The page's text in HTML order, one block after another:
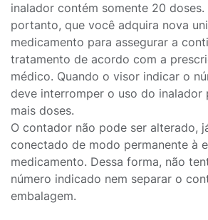
inalador contém somente 20 doses.
portanto, que você adquira nova
medicamento para assegurar a
tratamento de acordo com a
médico. Quando o visor indicar o
deve interromper o uso do inalador
mais doses.
O contador não pode ser alterado,
conectado de modo permanente à
medicamento. Dessa forma, não
número indicado nem separar o
embalagem.